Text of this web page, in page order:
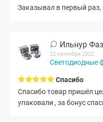
Заказывал в первый раз,
Ильнур
22 сентября 2022
Спасибо
Спасибо товар пришёл
упаковали , за бонус